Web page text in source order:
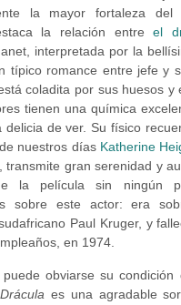
la mayor fortaleza
la relación entreel
interpretada por la
típico romance entre jefe y
coladita por sus huesos y
tienen una química
delicia de ver. Su físico
nuestros días Katherine
transmite gran serenidad y
la película sin ningún
sobre este actor: era
Paul Kruger, y
en 1974.
obviarse su condición
es una agradable